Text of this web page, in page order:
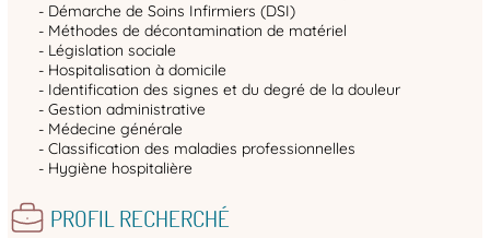
- Démarche de Soins Infirmiers (DSI)
- Méthodes de décontamination de matériel
- Législation sociale
- Hospitalisation à domicile
- Identification des signes et du degré de la douleur
- Gestion administrative
- Médecine générale
- Classification des maladies professionnelles
- Hygiène hospitalière
PROFIL RECHERCHÉ